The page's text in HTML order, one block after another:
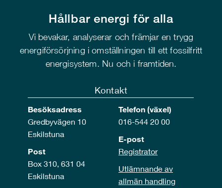
Hållbar energi för alla
Vi bevakar, analyserar och främjar en trygg
energiförsörjning i omställningen till ett fossilfritt
energisystem. Nu och i framtiden.
Kontakt
Besöksadress
Gredbyvägen 10
Eskilstuna
Post
Box 310, 631 04
Eskilstuna
Telefon (växel)
016-544 20 00
E-post
Registrator
Utlämnande av
allmän handling